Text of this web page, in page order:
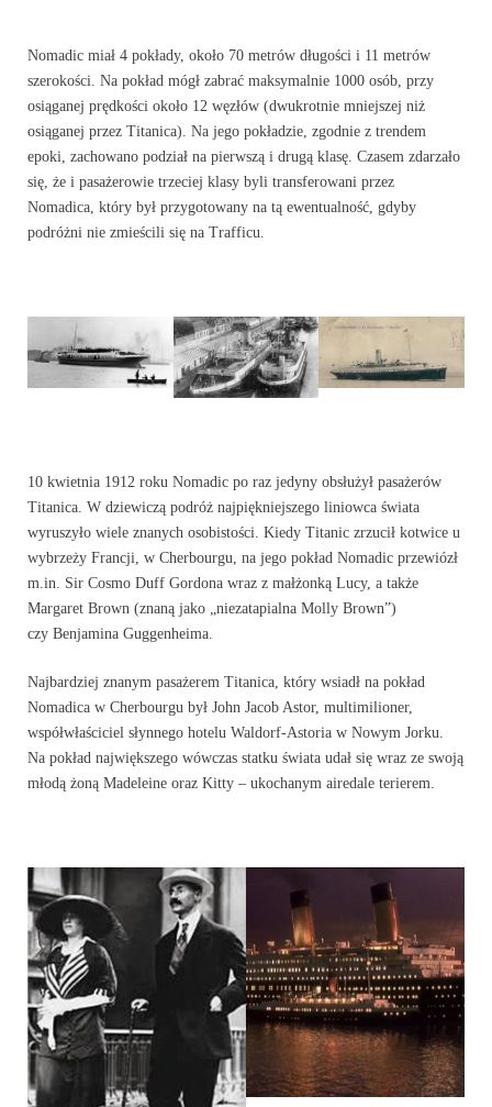
Nomadic miał 4 pokłady, około 70 metrów długości i 11 metrów
szerokości. Na pokład mógł zabrać maksymalnie 1000 osób, przy
osiąganej prędkości około 12 węzłów (dwukrotnie mniejszej niż
osiąganej przez Titanica). Na jego pokładzie, zgodnie z trendem
epoki, zachowano podział na pierwszą i drugą klasę. Czasem zdarzało
się, że i pasażerowie trzeciej klasy byli transferowani przez
Nomadica, który był przygotowany na tą ewentualność, gdyby
podróżni nie zmieścili się na Trafficu.
10 kwietnia 1912 roku Nomadic po raz jedyny obsłużył pasażerów
Titanica. W dziewiczą podróż najpiękniejszego liniowca świata
wyruszyło wiele znanych osobistości. Kiedy Titanic zrzucił kotwice u
wybrzeży Francji, w Cherbourgu, na jego pokład Nomadic przewiózł
m.in. Sir Cosmo Duff Gordona wraz z małżonką Lucy, a także
Margaret Brown (znaną jako „niezatapialna Molly Brown”)
czy Benjamina Guggenheima.
Najbardziej znanym pasażerem Titanica, który wsiadł na pokład
Nomadica w Cherbourgu był John Jacob Astor, multimilioner,
współwłaściciel słynnego hotelu Waldorf-Astoria w Nowym Jorku.
Na pokład największego wówczas statku świata udał się wraz ze swoją
młodą żoną Madeleine oraz Kitty – ukochanym airedale terierem.